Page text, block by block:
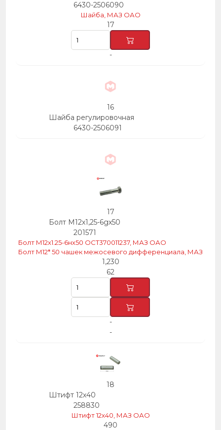
6430-2506090
Шайба, МАЗ ОАО
17
-
16
Шайба регулировочная
6430-2506091
17
Болт М12х1,25-6gх50
201571
Болт М12х1.25-6нх50 ОСТ370011237, МАЗ ОАО
Болт М12* 50 чашек межосевого дифференциала, МАЗ
1,230
62
-
-
18
Штифт 12х40
258830
Штифт 12х40, МАЗ ОАО
490